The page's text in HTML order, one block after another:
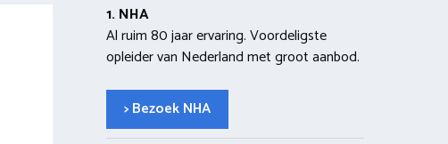
1. NHA
Al ruim 80 jaar ervaring. Voordeligste
opleider van Nederland met groot aanbod.
> Bezoek NHA